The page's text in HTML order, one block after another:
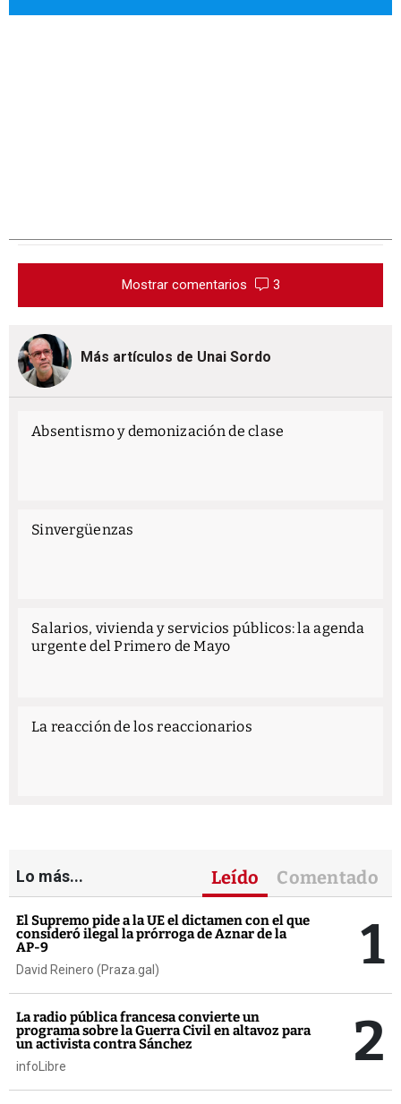
Mostrar comentarios 3
Más artículos de Unai Sordo
Absentismo y demonización de clase
Sinvergüenzas
Salarios, vivienda y servicios públicos: la agenda
urgente del Primero de Mayo
La reacción de los reaccionarios
Lo más... Leído Comentado
El Supremo pide a la UE el dictamen con el que
consideró ilegal la prórroga de Aznar de la
AP-9
David Reinero (Praza.gal) 1
La radio pública francesa convierte un
programa sobre la Guerra Civil en altavoz para
un activista contra Sánchez
infoLibre 2